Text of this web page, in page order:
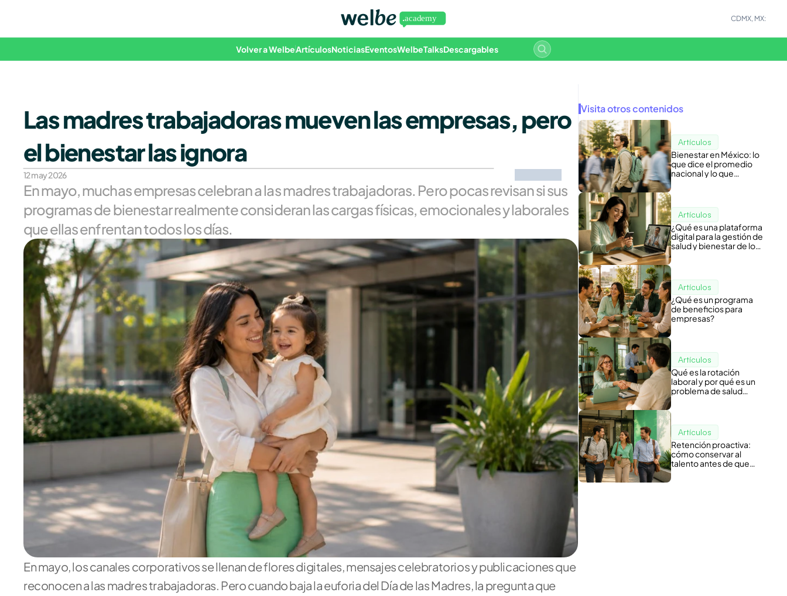
CDMX, MX:
Volver a WelbeArtículosNoticiasEventosWelbeTalksDescargables
Las madres trabajadoras mueven las empresas, pero
el bienestar las ignora
12 may 2026
En mayo, muchas empresas celebran a las madres trabajadoras. Pero pocas revisan si sus
programas de bienestar realmente consideran las cargas físicas, emocionales y laborales
que ellas enfrentan todos los días.
En mayo, los canales corporativos se llenan de flores digitales, mensajes celebratorios y publicaciones que
reconocen a las madres trabajadoras. Pero cuando baja la euforia del Día de las Madres, la pregunta que
Visita otros contenidos
Artículos
Bienestar en México: lo
que dice el promedio
nacional y lo que
Artículos
¿Qué es una plataforma
digital para la gestión de
salud y bienestar de los
Artículos
¿Qué es un programa
de beneficios para
empresas?
Artículos
Qué es la rotación
laboral y por qué es un
problema de salud
Artículos
Retención proactiva:
cómo conservar al
talento antes de que